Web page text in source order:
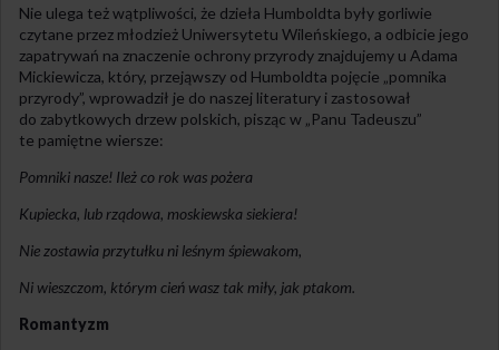
Nie ulega też wątpliwości, że dzieła Humboldta były gorliwie
czytane przez młodzież Uniwersytetu Wileńskiego, a odbicie jego
zapatrywań na znaczenie ochrony przyrody znajdujemy u Adama
Mickiewicza, który, przejąwszy od Humboldta pojęcie „pomnika
przyrody”, wprowadził je do naszej literatury i zastosował
do zabytkowych drzew polskich, pisząc w „Panu Tadeuszu”
te pamiętne wiersze:
Pomniki nasze! Ileż co rok was pożera
Kupiecka, lub rządowa, moskiewska siekiera!
Nie zostawia przytułku ni leśnym śpiewakom,
Ni wieszczom, którym cień wasz tak miły, jak ptakom.
Romantyzm